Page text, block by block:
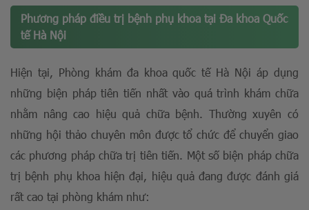
Phương pháp điều trị bệnh phụ khoa tại Đa khoa Quốc
tế Hà Nội
Hiện tại, Phòng khám đa khoa quốc tế Hà Nội áp dụng
những biện pháp tiên tiến nhất vào quá trình khám chữa
nhằm nâng cao hiệu quả chữa bệnh. Thường xuyên có
những hội thảo chuyên môn được tổ chức để chuyển giao
các phương pháp chữa trị tiên tiến. Một số biện pháp chữa
trị bệnh phụ khoa hiện đại, hiệu quả đang được đánh giá
rất cao tại phòng khám như: